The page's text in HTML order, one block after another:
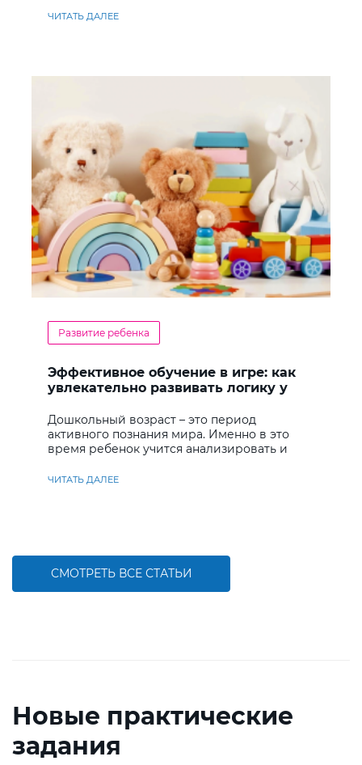
ЧИТАТЬ ДАЛЕЕ
Развитие ребенка
Эффективное обучение в игре: как
увлекательно развивать логику у
Дошкольный возраст – это период
активного познания мира. Именно в это
время ребенок учится анализировать и
ЧИТАТЬ ДАЛЕЕ
СМОТРЕТЬ ВСЕ СТАТЬИ
Новые практические
задания